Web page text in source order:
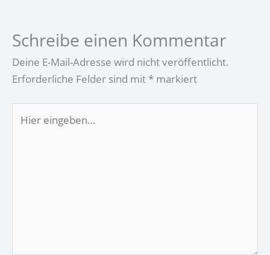
Schreibe einen Kommentar
Deine E-Mail-Adresse wird nicht veröffentlicht.
Erforderliche Felder sind mit * markiert
eingeben…